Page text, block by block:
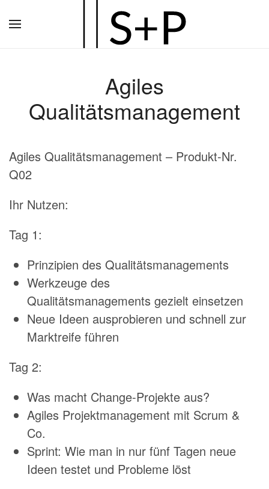
Hauptinhalt
Agiles
Qualitätsmanagement
Agiles Qualitätsmanagement – Produkt-Nr.
Q02
Ihr Nutzen:
Tag 1:
Prinzipien des Qualitätsmanagements
Werkzeuge des
Qualitätsmanagements gezielt einsetzen
Neue Ideen ausprobieren und schnell zur
Marktreife führen
Tag 2:
Was macht Change-Projekte aus?
Agiles Projektmanagement mit Scrum &
Co.
Sprint: Wie man in nur fünf Tagen neue
Ideen testet und Probleme löst